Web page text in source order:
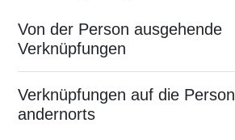
Von der Person ausgehende
Verknüpfungen
Verknüpfungen auf die Person
andernorts